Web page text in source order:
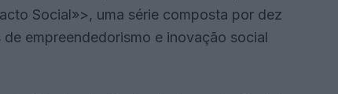
Social»>, uma série composta por dez
empreendedorismo e inovação social